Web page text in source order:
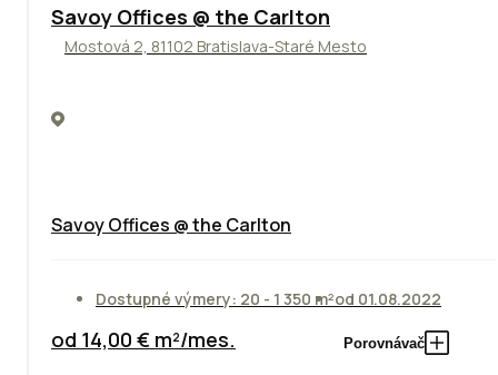
TOP
Savoy Offices @ the Carlton
Mostová 2, 81102 Bratislava-Staré Mesto
Savoy Offices @ the Carlton
Dostupné výmery: 20 - 1 350 m²od 01.08.2022
od 14,00 € m²/mes. Porovnávač